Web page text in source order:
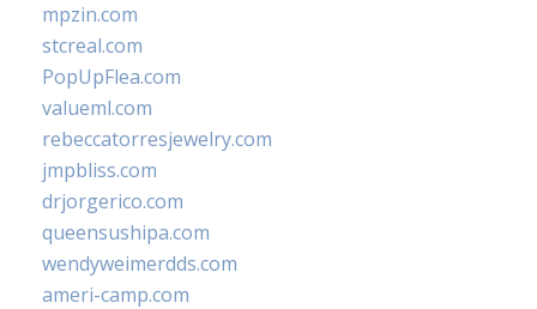
mpzin.com
stcreal.com
PopUpFlea.com
valueml.com
rebeccatorresjewelry.com
jmpbliss.com
drjorgerico.com
queensushipa.com
wendyweimerdds.com
ameri-camp.com